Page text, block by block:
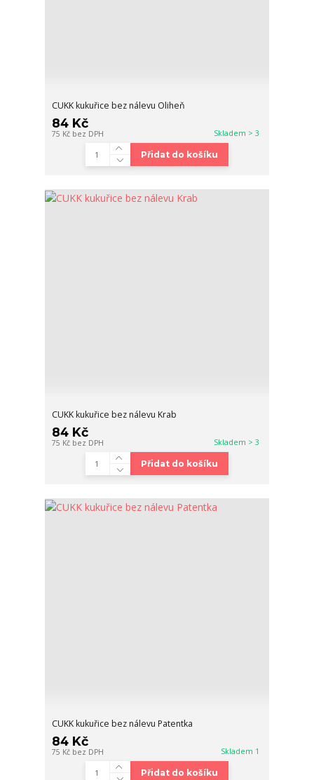
CUKK kukuřice bez nálevu Oliheň
84 Kč
75 Kč bez DPH Skladem > 3
Přidat do košíku
CUKK kukuřice bez nálevu Krab
84 Kč
75 Kč bez DPH Skladem > 3
Přidat do košíku
CUKK kukuřice bez nálevu Patentka
84 Kč
75 Kč bez DPH Skladem 1
Přidat do košíku